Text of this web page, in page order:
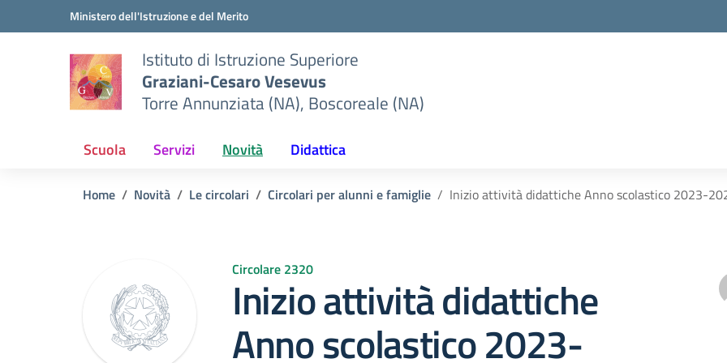
Vai ai contenuti
Vai al menu di navigazioneMinistero dell'Istruzione e del Merito
Istituto di Istruzione Superiore
Graziani-Cesaro Vesevus
Torre Annunziata (NA), Boscoreale (NA)
Scuola Servizi Novità Didattica
Home Novità Le circolari Circolari per alunni e famiglie Inizio attività didattiche Anno scolastico 2023-
Circolare 2320
Inizio attività didattiche
Anno scolastico 2023-